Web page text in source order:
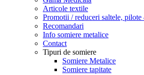
Articole textile
Promotii / reduceri saltele, pilote
Recomandari
Info somiere metalice
Contact
Tipuri de somiere
Somiere Metalice
Somiere tapitate